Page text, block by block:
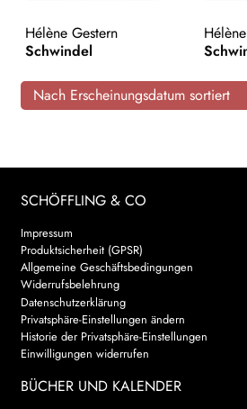
AKTUELLES
WEITERE VERLAGE
Search:
Hélène Gestern
Schwindel
Nach Erscheinungsdatum sortiert
SCHÖFFLING & CO
Impressum
Produktsicherheit (GPSR)
Allgemeine Geschäftsbedingungen
Widerrufsbelehrung
Datenschutzerklärung
Privatsphäre-Einstellungen ändern
Historie der Privatsphäre-Einstellungen
Einwilligungen widerrufen
BÜCHER UND KALENDER